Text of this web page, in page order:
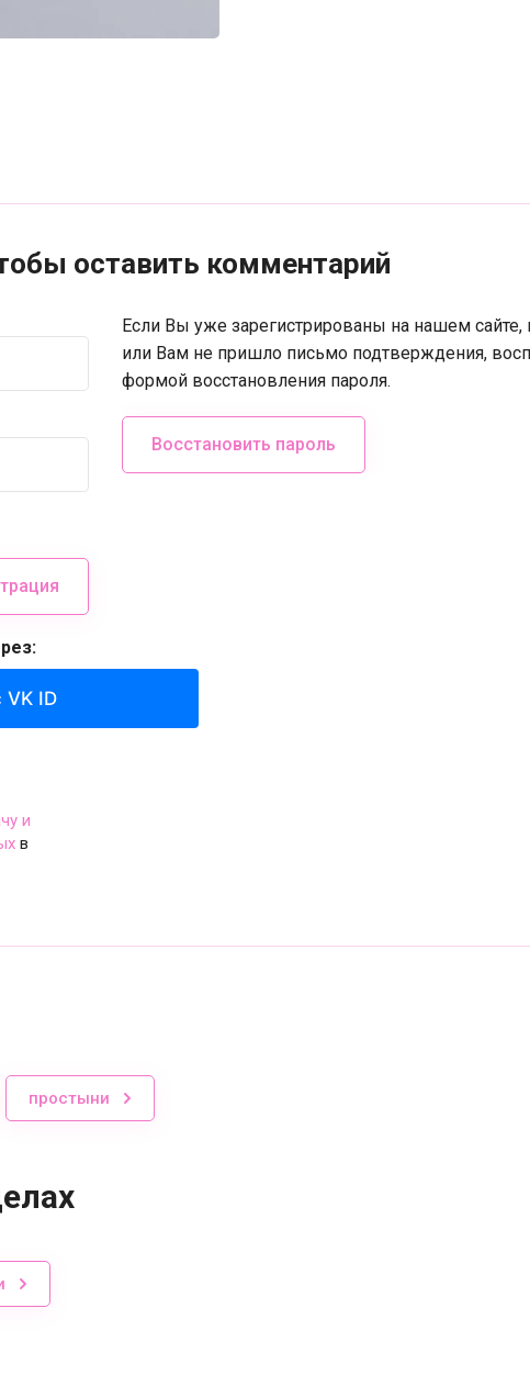
оставить комментарий
Если Вы уже зарегистрированы на нашем сайте,
или Вам не пришло письмо подтверждения,
формой восстановления пароля.
Восстановить пароль
VK ID
и
в
простыни